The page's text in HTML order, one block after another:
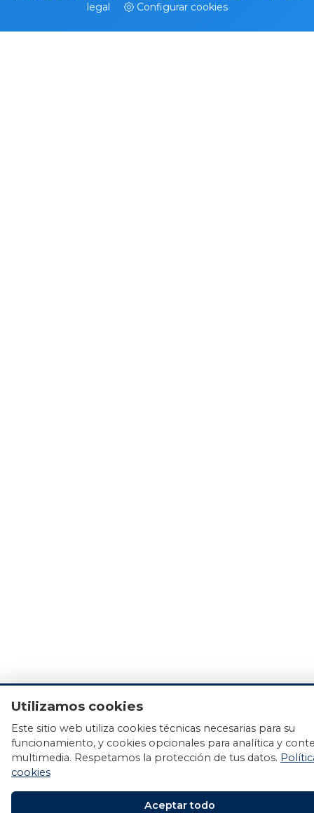
legal
Configurar cookies
Utilizamos cookies
Este sitio web utiliza cookies técnicas necesarias para su
funcionamiento, y cookies opcionales para analítica y
multimedia. Respetamos la protección de tus datos.
cookies
Aceptar todo